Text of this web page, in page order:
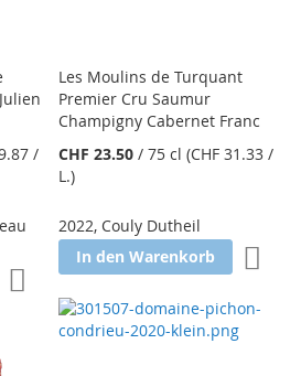
/
Zur Wunschliste hinzufügen
Les Moulins de Turquant
Premier Cru Saumur
Champigny Cabernet Franc
CHF 23.50 /75 cl (CHF 31.33 /
L.)
2022, Couly Dutheil
In den Warenkorb